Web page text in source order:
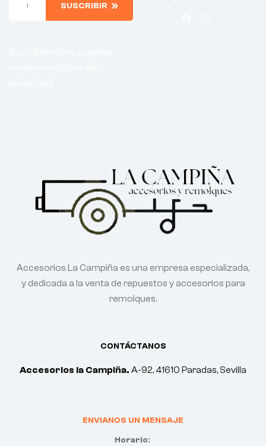
SUSCRIBIR
CONTÁCTANOS
Accesorios la Campiña. A-92, 41610 Paradas, Sevilla
ENVIANOS UN MENSAJE
Horario:
Accesorios La Campiña es una empresa especializada,
y dedicada a la venta de repuestos y accesorios para
remolques.